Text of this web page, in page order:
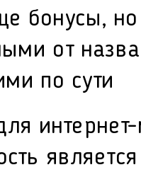
бонусы,
от
по сути